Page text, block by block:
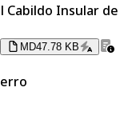
Cabildo Insular de
MD47.78 KB